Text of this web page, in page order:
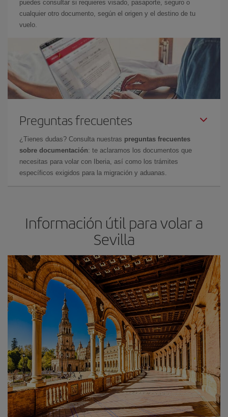
puedes consultar si requieres visado, pasaporte, seguro o
cualquier otro documento, según el origen y el destino de tu
vuelo.
Preguntas frecuentes
¿Tienes dudas? Consulta nuestras preguntas frecuentes
sobre documentación: te aclaramos los documentos que
necesitas para volar con Iberia, así como los trámites
específicos exigidos para la migración y aduanas.
Información útil para volar a
Sevilla